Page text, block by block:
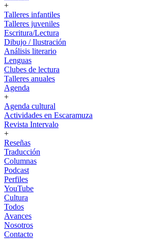
+
Talleres infantiles
Talleres juveniles
Escritura/Lectura
Dibujo / Ilustración
Análisis literario
Lenguas
Clubes de lectura
Talleres anuales
Agenda
+
Agenda cultural
Actividades en Escaramuza
Revista Intervalo
+
Reseñas
Traducción
Columnas
Podcast
Perfiles
YouTube
Cultura
Todos
Avances
Nosotros
Contacto